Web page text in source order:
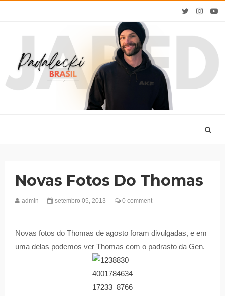
Novas Fotos Do Thomas
admin setembro 05, 2013 0 comment
Novas fotos do Thomas de agosto foram divulgadas, e em
uma delas podemos ver Thomas com o padrasto da Gen.